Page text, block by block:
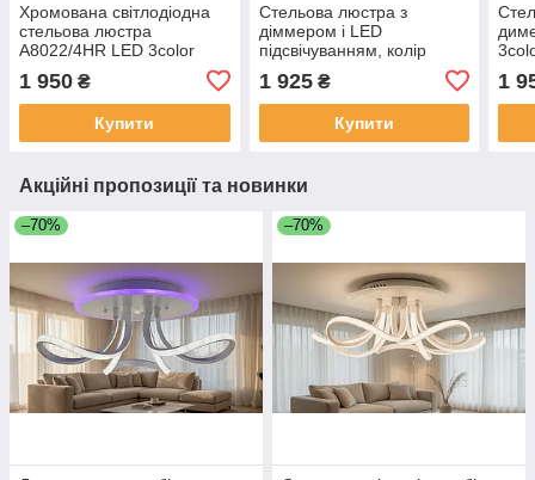
Хромована світлодіодна
стельова люстра
A8022/4HR LED 3color
1 950 ₴
Купити
Стельова люстра з
діммером і LED
підсвічуванням, колір
AS8060/4BHR LED 3color
dimmer
1 925₴
Купити
1
Акційні пропозиції та новинки
–70% –70%